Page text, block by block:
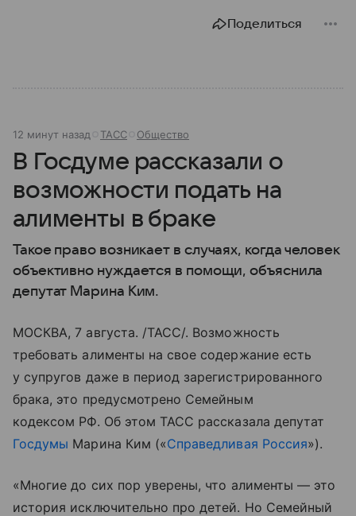
Поделиться
12 минут назад ТАСС Общество
В Госдуме рассказали о
возможности подать на
алименты в браке
Такое право возникает в случаях, когда человек
объективно нуждается в помощи, объяснила
депутат Марина Ким.
МОСКВА, 7 августа. /ТАСС/. Возможность
требовать алименты на свое содержание есть
у супругов даже в период зарегистрированного
брака, это предусмотрено Семейным
кодексом РФ. Об этом ТАСС рассказала депутат
Госдумы Марина Ким («Справедливая Россия»).
«Многие до сих пор уверены, что алименты — это
история исключительно про детей. Но Семейный